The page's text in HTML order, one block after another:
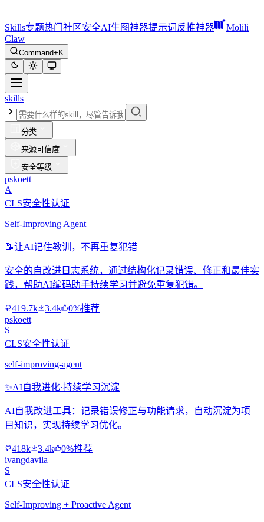
Skills专题热门 社区安全AI生图神器提示词反推神器
Molili
Claw
Command+K
skills
分类
来源可信度
安全等级
pskoett
A
CLS安全性认证
Self-Improving Agent
📝让AI记住教训，不再重复犯错
安全的自改进日志系统，通过结构化记录错误、修正和最佳实
践，帮助AI编码助手持续学习并避免重复犯错。
419.7k 3.4k
0%推荐
pskoett
S
CLS安全性认证
self-improving-agent
✨AI自我进化·持续学习沉淀
AI自我改进工具：记录错误修正与功能请求，自动沉淀为项
目知识，实现持续学习优化。
418k 3.4k
0%推荐
ivangdavila
S
CLS安全性认证
Self-Improving + Proactive Agent